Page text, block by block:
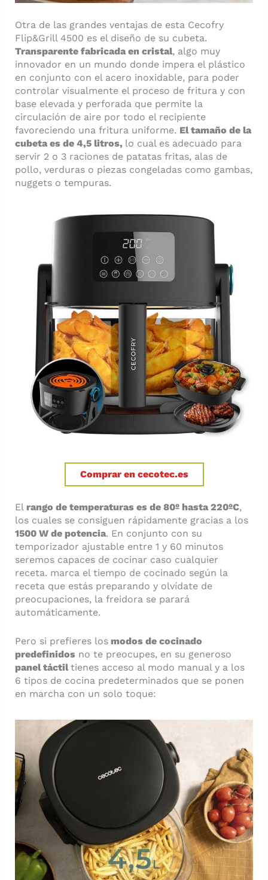
Otra de las grandes ventajas de esta Cecofry
Flip&Grill 4500 es el diseño de su cubeta.
Transparente fabricada en cristal, algo muy
innovador en un mundo donde impera el plástico
en conjunto con el acero inoxidable, para poder
controlar visualmente el proceso de fritura y con
base elevada y perforada que permite la
circulación de aire por todo el recipiente
favoreciendo una fritura uniforme. El tamaño de la
cubeta es de 4,5 litros, lo cual es adecuado para
servir 2 o 3 raciones de patatas fritas, alas de
pollo, verduras o piezas congeladas como gambas,
nuggets o tempuras.
Comprar en cecotec.es
El rango de temperaturas es de 80º hasta 220ºC,
los cuales se consiguen rápidamente gracias a los
1500 W de potencia. En conjunto con su
temporizador ajustable entre 1 y 60 minutos
seremos capaces de cocinar caso cualquier
receta. marca el tiempo de cocinado según la
receta que estás preparando y olvídate de
preocupaciones, la freidora se parará
automáticamente.
Pero si prefieres losmodos de cocinado
predefinidosno te preocupes, en su generoso
panel táctiltienes acceso al modo manual y a los
6 tipos de cocina predeterminados que se ponen
en marcha con un solo toque: